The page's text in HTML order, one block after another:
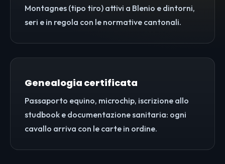
Montagnes (tipo tiro) attivi a Blenio e dintorni,
seri e in regola con le normative cantonali.
Genealogia certificata
Passaporto equino, microchip, iscrizione allo
studbook e documentazione sanitaria: ogni
cavallo arriva con le carte in ordine.